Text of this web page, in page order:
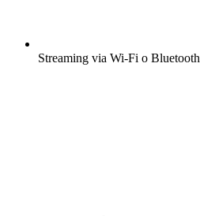
Streaming via Wi-Fi o Bluetooth